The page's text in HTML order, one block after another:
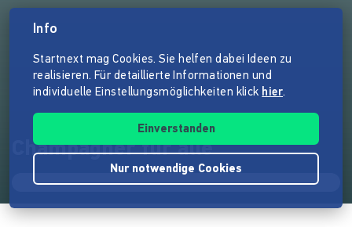
Champagner für alle
Info
Startnext mag Cookies. Sie helfen dabei Ideen zu
realisieren. Für detaillierte Informationen und
individuelle Einstellungsmöglichkeiten klick hier.
Einverstanden
Nur notwendige Cookies